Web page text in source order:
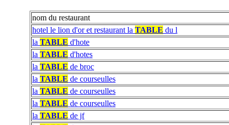
nom du restaurant
hotel le lion d'or et restaurant la TABLE du l
la TABLE d'hote
la TABLE d'hotes
la TABLE de broc
la TABLE de courseulles
la TABLE de courseulles
la TABLE de courseulles
la TABLE de jf